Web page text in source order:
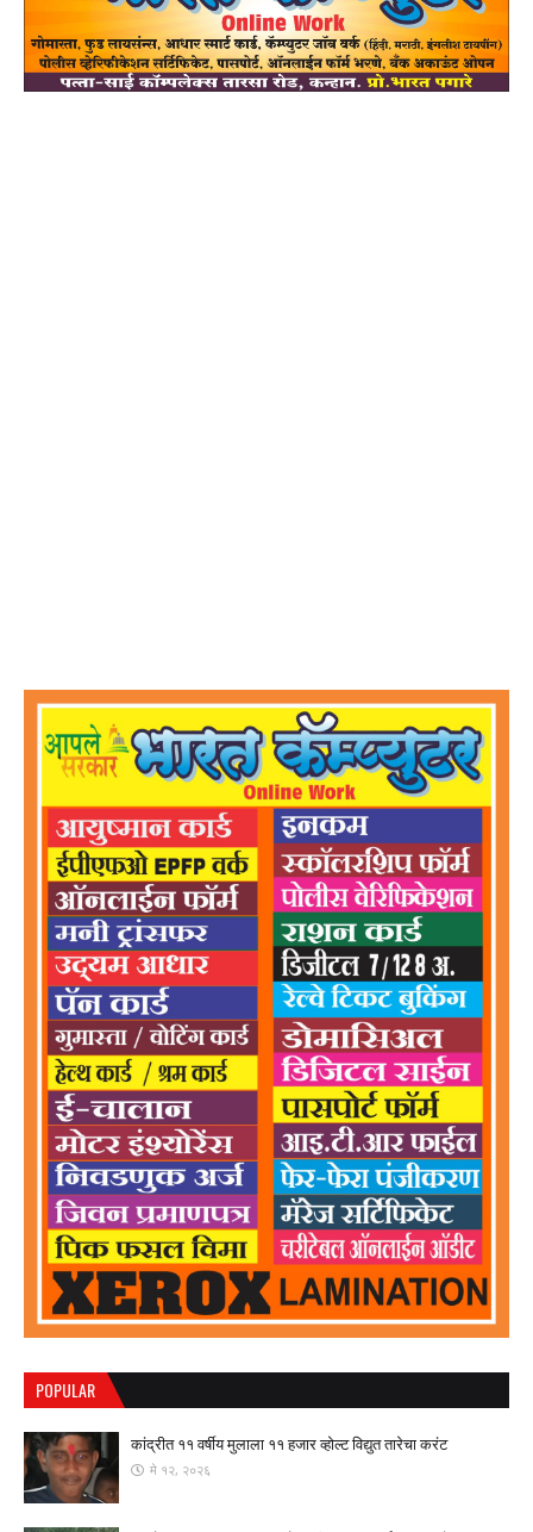
POPULAR
कांद्रीत ११ वर्षीय मुलाला ११ हजार व्होल्ट विद्युत तारेचा करंट
मे १२, २०२६